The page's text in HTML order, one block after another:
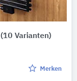
(10 Varianten)
Merken